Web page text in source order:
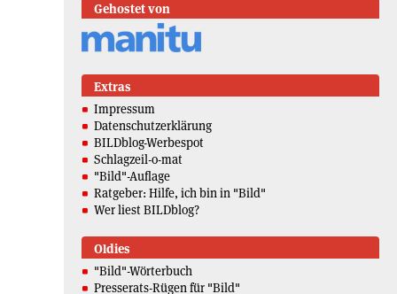
Gehostet von
Extras
Impressum
Datenschutzerklärung
BILDblog-Werbespot
Schlagzeil-o-mat
"Bild"-Auflage
Ratgeber: Hilfe, ich bin in "Bild"
Wer liest BILDblog?
Oldies
"Bild"-Wörterbuch
Presserats-Rügen für "Bild"